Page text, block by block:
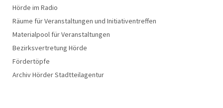
Hörde im Radio
Räume für Veranstaltungen und Initiativentreffen
Materialpool für Veranstaltungen
Bezirksvertretung Hörde
Fördertöpfe
Archiv Hörder Stadtteilagentur